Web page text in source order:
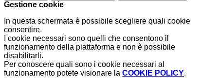
Gestione cookie
In questa schermata è possibile scegliere quali cookie
consentire.
I cookie necessari sono quelli che consentono il
funzionamento della piattaforma e non è possibile
disabilitarli.
Per conoscere quali sono i cookie necessari al
funzionamento potete visionare la COOKIE POLICY.